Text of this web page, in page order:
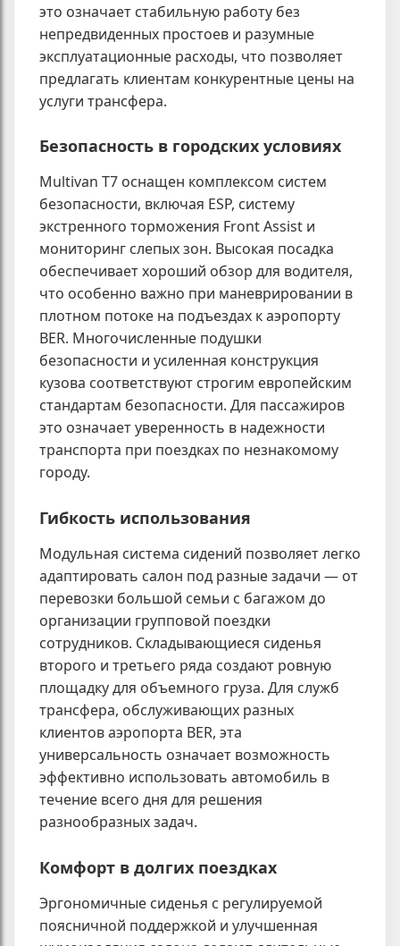
это означает стабильную работу без
непредвиденных простоев и разумные
эксплуатационные расходы, что позволяет
предлагать клиентам конкурентные цены на
услуги трансфера.
Безопасность в городских условиях
Multivan T7 оснащен комплексом систем
безопасности, включая ESP, систему
экстренного торможения Front Assist и
мониторинг слепых зон. Высокая посадка
обеспечивает хороший обзор для водителя,
что особенно важно при маневрировании в
плотном потоке на подъездах к аэропорту
BER. Многочисленные подушки
безопасности и усиленная конструкция
кузова соответствуют строгим европейским
стандартам безопасности. Для пассажиров
это означает уверенность в надежности
транспорта при поездках по незнакомому
городу.
Гибкость использования
Модульная система сидений позволяет легко
адаптировать салон под разные задачи — от
перевозки большой семьи с багажом до
организации групповой поездки
сотрудников. Складывающиеся сиденья
второго и третьего ряда создают ровную
площадку для объемного груза. Для служб
трансфера, обслуживающих разных
клиентов аэропорта BER, эта
универсальность означает возможность
эффективно использовать автомобиль в
течение всего дня для решения
разнообразных задач.
Комфорт в долгих поездках
Эргономичные сиденья с регулируемой
поясничной поддержкой и улучшенная